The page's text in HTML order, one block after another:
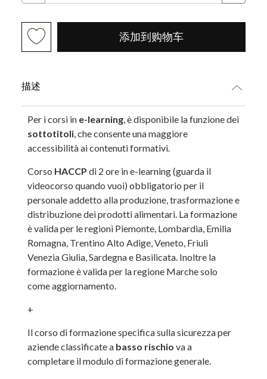
添加到购物车
描述
Per i corsi in e-learning, è disponibile la funzione dei
sottotitoli, che consente una maggiore
accessibilità ai contenuti formativi.
Corso HACCP di 2 ore in e-learning (guarda il
videocorso quando vuoi) obbligatorio per il
personale addetto alla produzione, trasformazione e
distribuzione dei prodotti alimentari. La formazione
è valida per le regioni Piemonte, Lombardia, Emilia
Romagna, Trentino Alto Adige, Veneto, Friuli
Venezia Giulia, Sardegna e Basilicata. Inoltre la
formazione è valida per la regione Marche solo
come aggiornamento.
+
Il corso di formazione specifica sulla sicurezza per
aziende classificate a basso rischio va a
completare il modulo di formazione generale.